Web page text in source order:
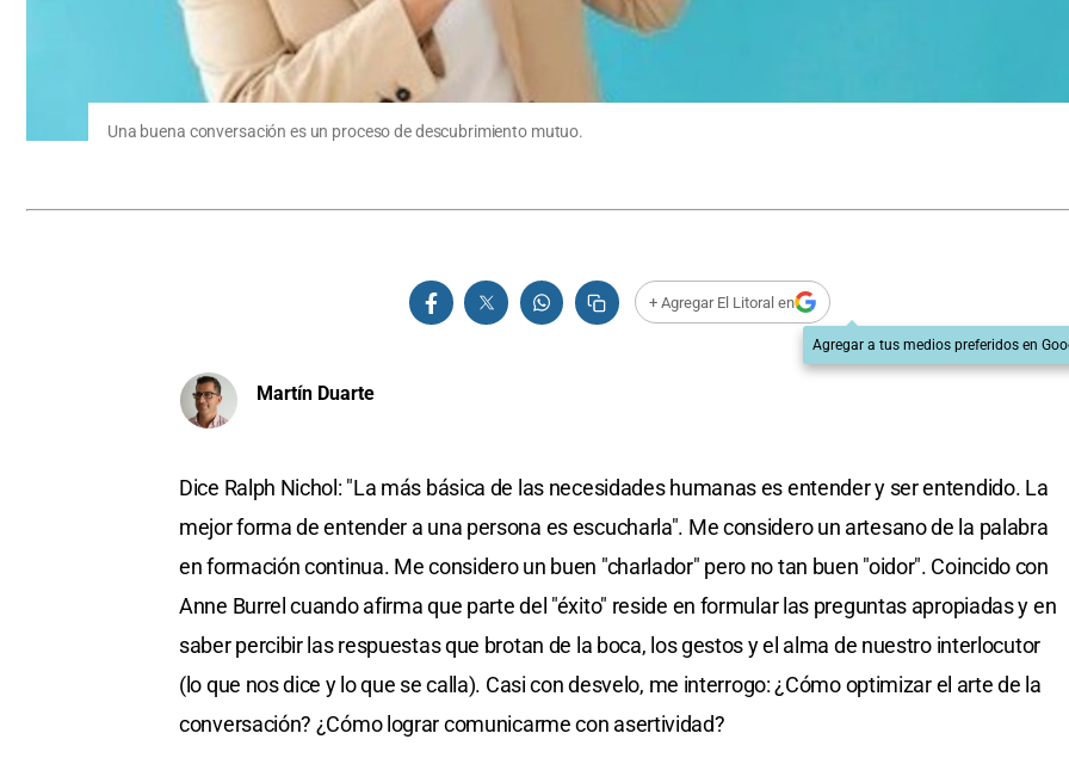
Una buena conversación es un proceso de descubrimiento mutuo.
+ Agregar El Litoral en
Agregar a tus medios preferidos en
Martín Duarte
Dice Ralph Nichol: "La más básica de las necesidades humanas es entender y ser entendido. La
mejor forma de entender a una persona es escucharla". Me considero un artesano de la palabra
en formación continua. Me considero un buen "charlador" pero no tan buen "oidor". Coincido con
Anne Burrel cuando afirma que parte del "éxito" reside en formular las preguntas apropiadas y en
saber percibir las respuestas que brotan de la boca, los gestos y el alma de nuestro interlocutor
(lo que nos dice y lo que se calla). Casi con desvelo, me interrogo: ¿Cómo optimizar el arte de la
conversación? ¿Cómo lograr comunicarme con asertividad?